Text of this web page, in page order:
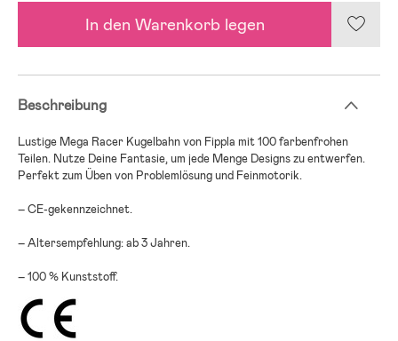
In den Warenkorb legen
Beschreibung
Lustige Mega Racer Kugelbahn von Fippla mit 100 farbenfrohen
Teilen. Nutze Deine Fantasie, um jede Menge Designs zu entwerfen.
Perfekt zum Üben von Problemlösung und Feinmotorik.
– CE-gekennzeichnet.
– Altersempfehlung: ab 3 Jahren.
– 100 % Kunststoff.